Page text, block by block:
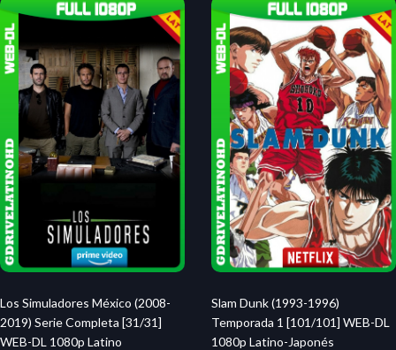
Los Simuladores México (2008-
2019) Serie Completa [31/31]
WEB-DL 1080p Latino
Slam Dunk (1993-1996)
Temporada 1 [101/101] WEB-DL
1080p Latino-Japonés